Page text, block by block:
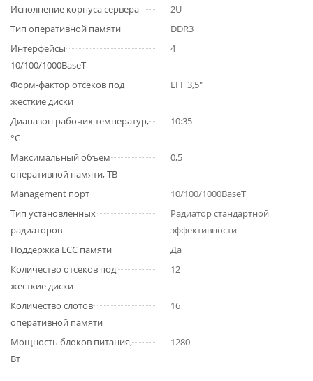
Исполнение корпуса сервера
2U
Тип оперативной памяти
DDR3
Интерфейсы
10/100/1000BaseT
4
Форм-фактор отсеков под
жесткие диски
LFF 3,5"
Диапазон рабочих температур,
°C
10:35
Максимальный объем
оперативной памяти, TB
0,5
Management порт
10/100/1000BaseT
Тип установленных
радиаторов
Радиатор стандартной
эффективности
Поддержка ECC памяти
Да
Количество отсеков под
жесткие диски
12
Количество слотов
оперативной памяти
16
Мощность блоков питания,
Вт
1280